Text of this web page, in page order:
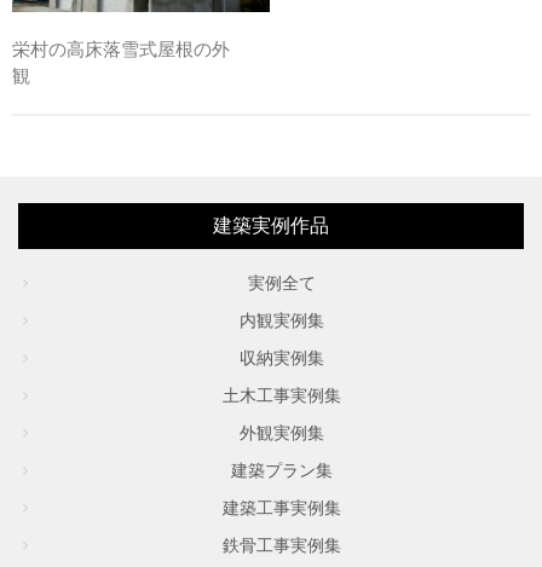
栄村の高床落雪式屋根の外
観
建築実例作品
実例全て
内観実例集
収納実例集
土木工事実例集
外観実例集
建築プラン集
建築工事実例集
鉄骨工事実例集